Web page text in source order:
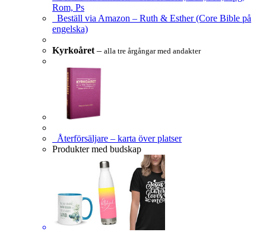
Rom, Ps
Beställ via Amazon – Ruth & Esther (Core Bible på
engelska)
Kyrkoåret– alla tre årgångar med andakter
Återförsäljare – karta över platser
Produkter med budskap